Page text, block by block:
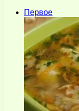
Первое